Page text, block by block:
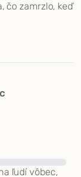
čo zamrzlo, keď
ľudí vôbec,